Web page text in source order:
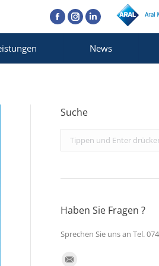
Facebook
InstagramLinkedin
News
Suche
Search:
Haben Sie Fragen ?
Sprechen Sie uns an Tel.
Finden Sie uns auf: